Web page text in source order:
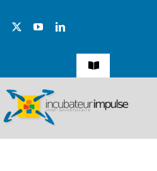
Navigation
Témoignages